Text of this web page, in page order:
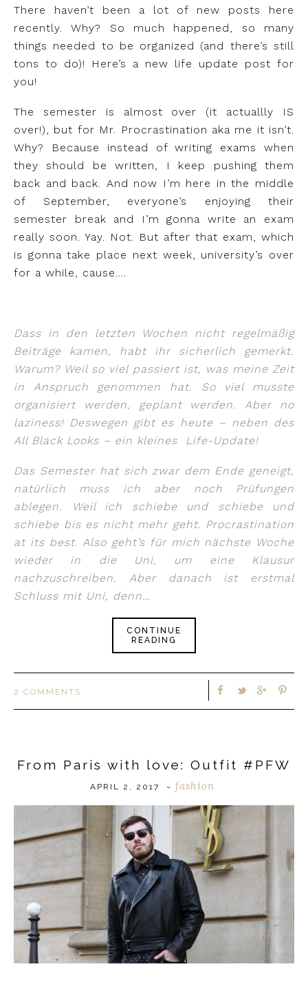
There haven’t been a lot of new posts here
recently. Why? So much happened, so many
things needed to be organized (and there’s still
tons to do)! Here’s a new life update post for
you!
The semester is almost over (it actuallly IS
over!), but for Mr. Procrastination aka me it isn’t.
Why? Because instead of writing exams when
they should be written, I keep pushing them
back and back. And now I’m here in the middle
of September, everyone’s enjoying their
semester break and I’m gonna write an exam
really soon. Yay. Not. But after that exam, which
is gonna take place next week, university’s over
for a while, cause….
Dass in den letzten Wochen nicht regelmäßig
Beiträge kamen, habt ihr sicherlich gemerkt.
Warum? Weil so viel passiert ist, was meine Zeit
in Anspruch genommen hat. So viel musste
organisiert werden, geplant werden. Aber no
laziness! Deswegen gibt es heute – neben des
All Black Looks – ein kleines Life-Update!
Das Semester hat sich zwar dem Ende geneigt,
natürlich muss ich aber noch Prüfungen
ablegen. Weil ich schiebe und schiebe und
schiebe bis es nicht mehr geht. Procrastination
at its best. Also geht’s für mich nächste Woche
wieder in die Uni, um eine Klausur
nachzuschreiben. Aber danach ist erstmal
Schluss mit Uni, denn…
CONTINUE
READING
2 COMMENTS
From Paris with love: Outfit #PFW
APRIL 2, 2017 ~ fashion